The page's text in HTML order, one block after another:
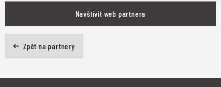
Navštívit web partnera
Zpět na partnery